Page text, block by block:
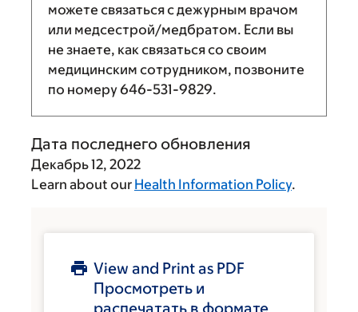
можете связаться с дежурным врачом
или медсестрой/медбратом. Если вы
не знаете, как связаться со своим
медицинским сотрудником, позвоните
по номеру646-531-9829.
Дата последнего обновления
Декабрь 12, 2022
Learn about our Health Information Policy.
View and Print as PDF
Просмотреть и
распечатать в формате